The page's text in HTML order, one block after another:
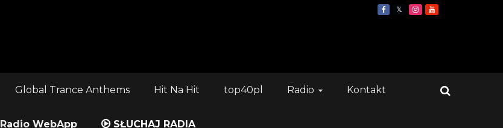
Global Trance Anthems Hit Na Hit top40pl Radio Kontakt
Radio WebApp SŁUCHAJ RADIA